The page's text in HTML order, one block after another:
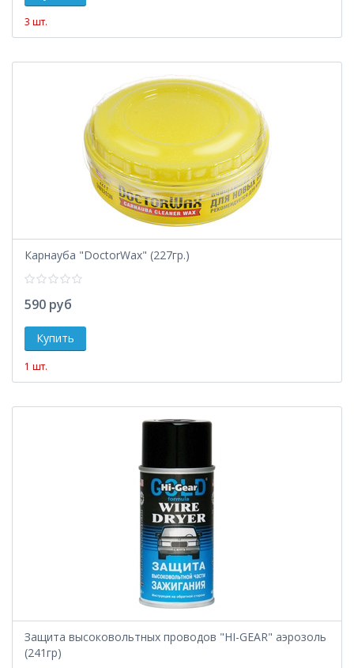
3 шт.
Карнауба "DoctorWax" (227гр.)
590 руб
1 шт.
Защита высоковольтных проводов "HI-GEAR" аэрозоль
(241гр)